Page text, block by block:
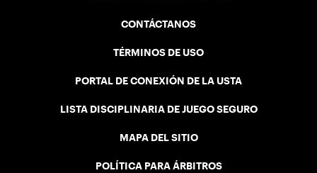
CONTÁCTANOS
TÉRMINOS DE USO
PORTAL DE CONEXIÓN DE LA USTA
LISTA DISCIPLINARIA DE JUEGO SEGURO
MAPA DEL SITIO
POLÍTICA PARA ÁRBITROS